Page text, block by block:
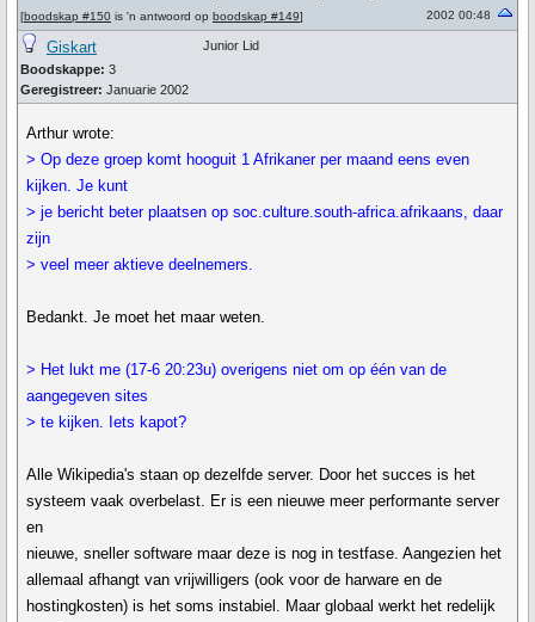
[boodskap #150 is 'n antwoord op boodskap #149]
2002 00:48
Giskart
Boodskappe: 3
Geregistreer: Januarie 2002
Junior Lid
Arthur wrote:
> Op deze groep komt hooguit 1 Afrikaner per maand eens even
kijken. Je kunt
> je bericht beter plaatsen op soc.culture.south-africa.afrikaans, daar
zijn
> veel meer aktieve deelnemers.
Bedankt. Je moet het maar weten.
> Het lukt me (17-6 20:23u) overigens niet om op één van de
aangegeven sites
> te kijken. Iets kapot?
Alle Wikipedia's staan op dezelfde server. Door het succes is het
systeem vaak overbelast. Er is een nieuwe meer performante server
en
nieuwe, sneller software maar deze is nog in testfase. Aangezien het
allemaal afhangt van vrijwilligers (ook voor de harware en de
hostingkosten) is het soms instabiel. Maar globaal werkt het redelijk